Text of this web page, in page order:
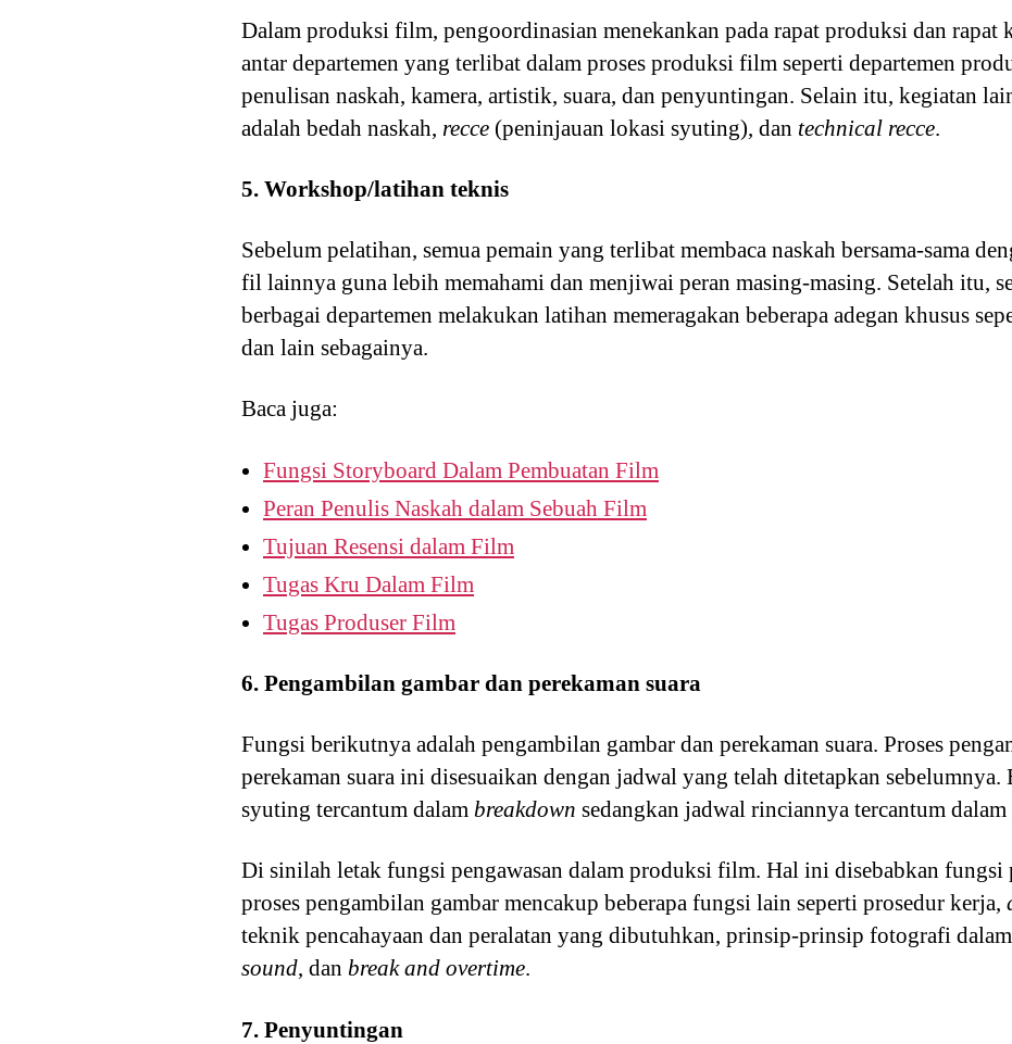
Dalam produksi film, pengoordinasian menekankan pada rapat produksi dan rapat
antar departemen yang terlibat dalam proses produksi film seperti departemen
penulisan naskah, kamera, artistik, suara, dan penyuntingan. Selain itu, kegiatan
adalah bedah naskah, recce (peninjauan lokasi syuting), dan technical recce.
5. Workshop/latihan teknis
Sebelum pelatihan, semua pemain yang terlibat membaca naskah bersama-sama
fil lainnya guna lebih memahami dan menjiwai peran masing-masing. Setelah itu,
berbagai departemen melakukan latihan memeragakan beberapa adegan khusus
dan lain sebagainya.
Baca juga:
Fungsi Storyboard Dalam Pembuatan Film
Peran Penulis Naskah dalam Sebuah Film
Tujuan Resensi dalam Film
Tugas Kru Dalam Film
Tugas Produser Film
6. Pengambilan gambar dan perekaman suara
Fungsi berikutnya adalah pengambilan gambar dan perekaman suara. Proses
perekaman suara ini disesuaikan dengan jadwal yang telah ditetapkan sebelumnya.
syuting tercantum dalam breakdown sedangkan jadwal rinciannya tercantum dalam
Di sinilah letak fungsi pengawasan dalam produksi film. Hal ini disebabkan fungsi
proses pengambilan gambar mencakup beberapa fungsi lain seperti prosedur kerja,
teknik pencahayaan dan peralatan yang dibutuhkan, prinsip-prinsip fotografi
sound, dan break and overtime.
7. Penyuntingan